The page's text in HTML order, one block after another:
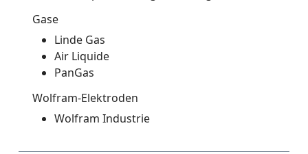
Gase
Linde Gas
Air Liquide
PanGas
Wolfram-Elektroden
Wolfram Industrie